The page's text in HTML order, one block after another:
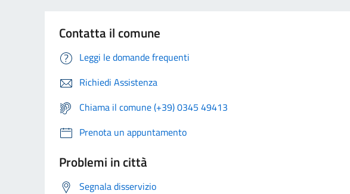
Contatta il comune
Leggi le domande frequenti
Richiedi Assistenza
Chiama il comune (+39) 0345 49413
Prenota un appuntamento
Problemi in città
Segnala disservizio